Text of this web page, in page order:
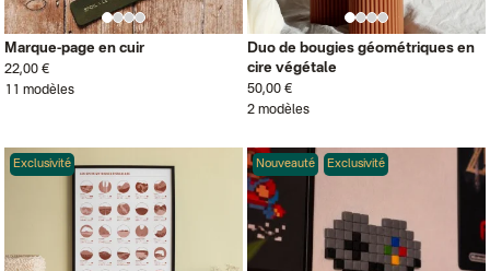
Marque-page en cuir
22,00 €
11 modèles
Duo de bougies géométriques en
cire végétale
50,00 €
2 modèles
Exclusivité Nouveauté Exclusivité